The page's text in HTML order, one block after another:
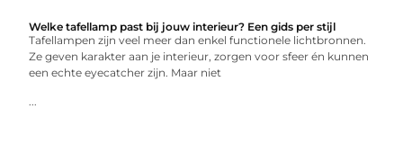
Welke tafellamp past bij jouw interieur? Een gids per stijl
Tafellampen zijn veel meer dan enkel functionele lichtbronnen.
Ze geven karakter aan je interieur, zorgen voor sfeer én kunnen
een echte eyecatcher zijn. Maar niet
...